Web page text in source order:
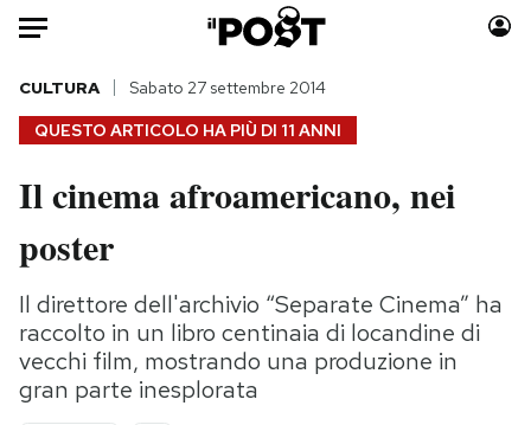
Auto
HOME
Italia
Politica
Tecnologia
Internet
Scienza
Cultura
Moda
Storie/Idee
Ok Boomer!
Media
QUESTO ARTICOLO HA PIÙ DI 11 ANNI
CULTURA Sabato 27 settembre 2014
Il cinema afroamericano, nei
poster
Il direttore dell'archivio “Separate Cinema” ha
raccolto in un libro centinaia di locandine di
vecchi film, mostrando una produzione in
gran parte inesplorata